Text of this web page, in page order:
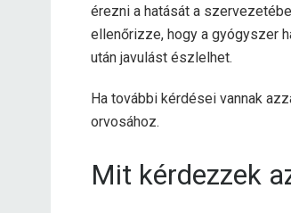
érezni a hatását a
ellenőrizze, hogy a gyógyszer
után javulást észlelhet.
Ha további kérdései vannak
orvosához.
Mit kérdezzek